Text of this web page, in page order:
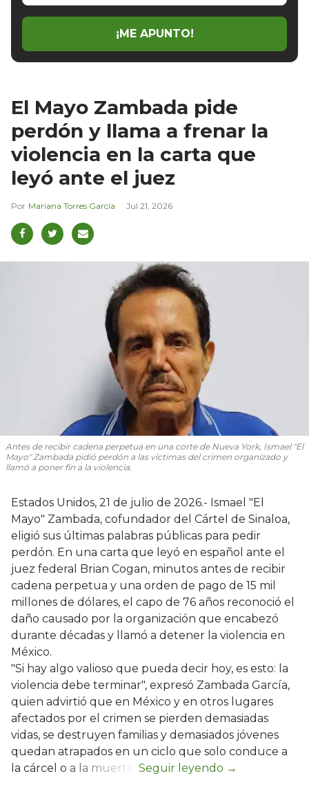
email
¡ME APUNTO!
El Mayo Zambada pide
perdón y llama a frenar la
violencia en la carta que
leyó ante el juez
Mariana Torres García Jul 21, 2026
Antes de recibir cadena perpetua en una corte de Nueva York, Ismael "El
Mayo" Zambada pidió perdón a las víctimas del crimen organizado y
llamó a poner fin a la violencia.
Estados Unidos, 21 de julio de 2026.- Ismael "El
Mayo" Zambada, cofundador del Cártel de Sinaloa,
eligió sus últimas palabras públicas para pedir
perdón. En una carta que leyó en español ante el
juez federal Brian Cogan, minutos antes de recibir
cadena perpetua y una orden de pago de 15 mil
millones de dólares, el capo de 76 años reconoció el
daño causado por la organización que encabezó
durante décadas y llamó a detener la violencia en
México.
"Si hay algo valioso que pueda decir hoy, es esto: la
violencia debe terminar", expresó Zambada García,
quien advirtió que en México y en otros lugares
afectados por el crimen se pierden demasiadas
vidas, se destruyen familias y demasiados jóvenes
quedan atrapados en un ciclo que solo conduce a
la cárcel o a la muerte.